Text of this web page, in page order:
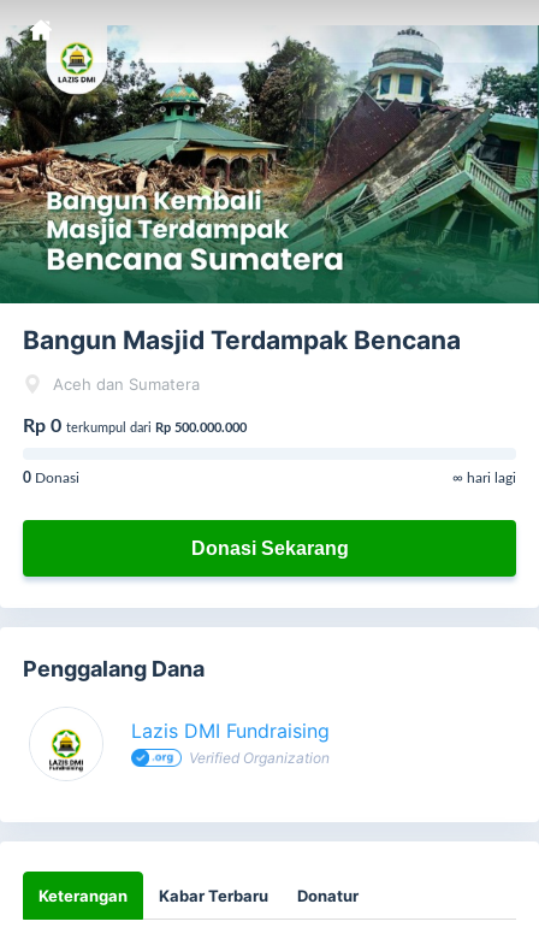
Bangun Masjid Terdampak Bencana
Aceh dan Sumatera
Rp 0 terkumpul dari Rp 500.000.000
0 Donasi ∞ hari lagi
Donasi Sekarang
Penggalang Dana
Lazis DMI Fundraising
Verified Organization
Keterangan Kabar Terbaru Donatur